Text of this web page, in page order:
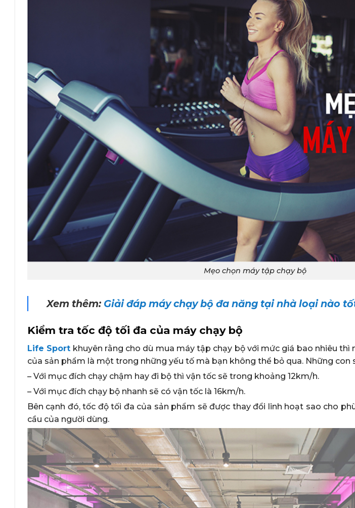
Mẹo chọn máy tập chạy bộ
Xem thêm: Giải đáp máy chạy bộ đa năng tại nhà loại nào
Kiểm tra tốc độ tối đa của máy chạy bộ
Life Sport khuyên rằng cho dù mua máy tập chạy bộ với mức giá bao nhiêu
của sản phẩm là một trong những yếu tố mà bạn không thể bỏ qua. Những con
– Với mục đích chạy chậm hay đi bộ thì vận tốc sẽ trong khoảng 12km/h.
– Với mục đích chạy bộ nhanh sẽ có vận tốc là 16km/h.
Bên cạnh đó, tốc độ tối đa của sản phẩm sẽ được thay đổi linh hoạt sao cho
cầu của người dùng.